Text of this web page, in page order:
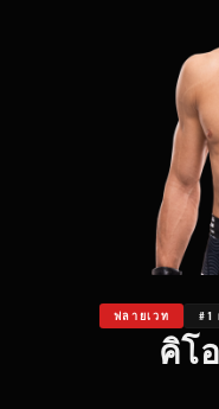
ฟลายเวท #1
คิโ